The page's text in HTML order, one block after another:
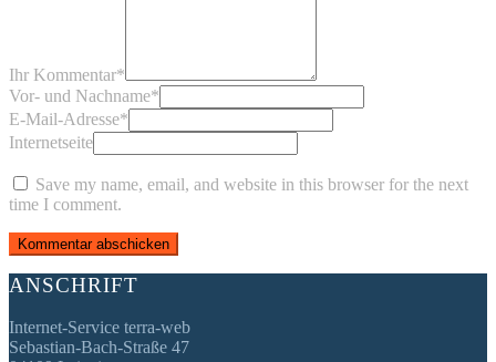
Ihr Kommentar*
Vor- und Nachname*
E-Mail-Adresse*
Internetseite
Save my name, email, and website in this browser for the next
time I comment.
ANSCHRIFT
Internet-Service terra-web
Sebastian-Bach-Straße 47